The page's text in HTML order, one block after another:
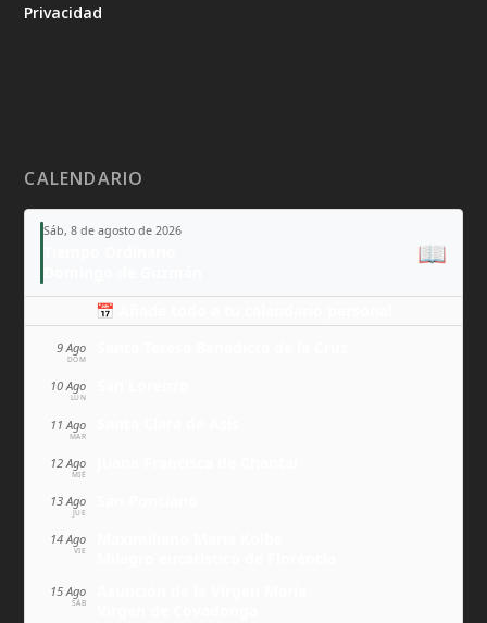
Privacidad
CALENDARIO
Sáb, 8 de agosto de 2026
📖
📅 Añade todo a tu calendario personal
9 Ago
DOM
10 Ago
LUN
11 Ago
MAR
12 Ago
MIÉ
13 Ago
JUE
14 Ago
VIE
15 Ago
SÁB